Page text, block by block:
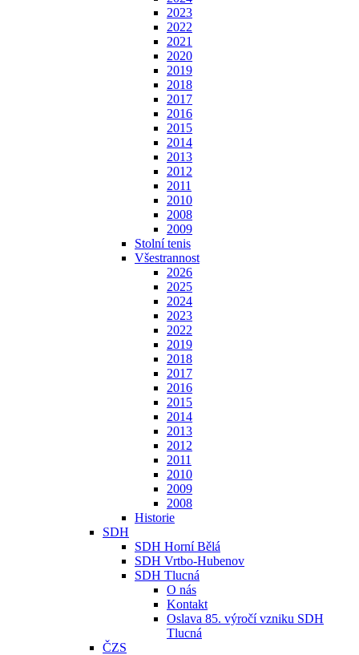
2023
2022
2021
2020
2019
2018
2017
2016
2015
2014
2013
2012
2011
2010
2008
2009
Stolní tenis
Všestrannost
2026
2025
2024
2023
2022
2019
2018
2017
2016
2015
2014
2013
2012
2011
2010
2009
2008
Historie
SDH
SDH Horní Bělá
SDH Vrtbo-Hubenov
SDH Tlucná
O nás
Kontakt
Oslava 85. výročí vzniku SDH
Tlucná
ČZS